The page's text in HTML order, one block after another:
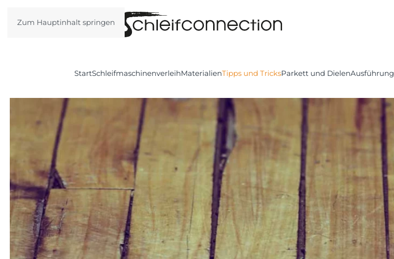
Zum Hauptinhalt springen
StartSchleifmaschinenverleihMaterialienTipps und TricksParkett und DielenAusführung